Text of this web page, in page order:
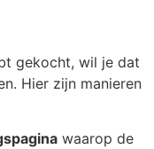
gekocht, wil je dat
Hier zijn manieren
waarop de